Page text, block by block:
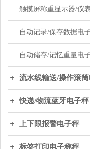
触摸屏称重显示器/仪
自动记录/保存数据电
自动储存/记忆重量电
流水线输送/操作滚
快递/物流蓝牙电子秤
上下限报警电子秤
标签打印电子称秤